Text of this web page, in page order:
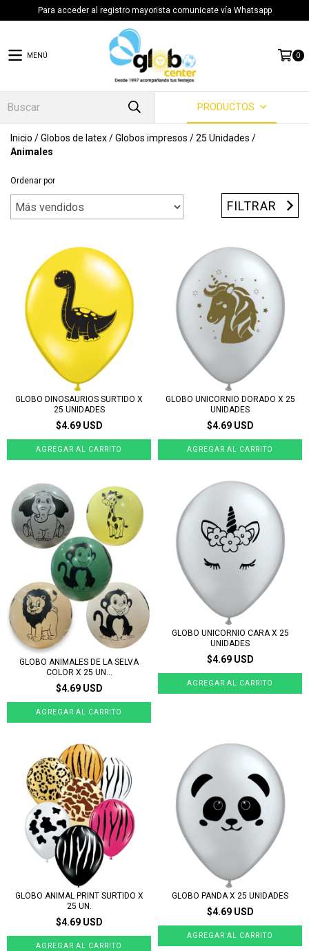
Para acceder al registro mayorista comunicate vía Whatsapp
MENÚ 0
PRODUCTOS
Inicio /Globos de latex/Globos impresos /25 Unidades /
Animales
Ordenar por
FILTRAR
GLOBO DINOSAURIOS SURTIDO X
25 UNIDADES
$4.69 USD
GLOBO UNICORNIO DORADO X 25
UNIDADES
$4.69 USD
GLOBO ANIMALES DE LA SELVA
COLOR X 25 UN...
$4.69 USD
GLOBO UNICORNIO CARA X 25
UNIDADES
$4.69 USD
GLOBO ANIMAL PRINT SURTIDO X
25 UN.
$4.69 USD
GLOBO PANDA X 25 UNIDADES
$4.69 USD